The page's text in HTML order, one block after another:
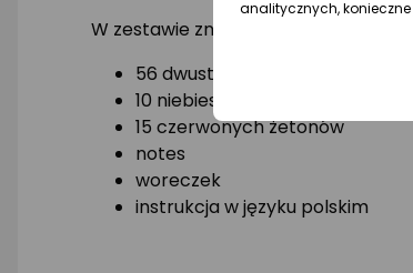
W zestawie znajduje się wszystko,
56 dwustronnych kart
10 niebieskich żetonów
15 czerwonych żetonów
notes
woreczek
instrukcja w języku polskim
analitycznych,